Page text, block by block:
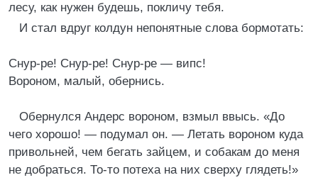
лесу, как нужен будешь, покличу тебя.
И стал вдруг колдун непонятные слова бормотать:
Снур-ре! Снур-ре! Снур-ре — випс!
Вороном, малый, обернись.
Обернулся Андерс вороном, взмыл ввысь. «До
чего хорошо! — подумал он. — Летать вороном куда
привольней, чем бегать зайцем, и собакам до меня
не добраться. То-то потеха на них сверху глядеть!»